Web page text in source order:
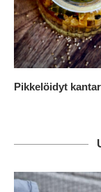
Pikkelöidyt